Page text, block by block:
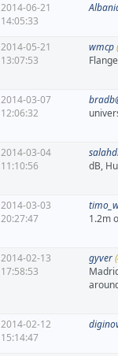
2014-06-21
14:05:33
2014-05-21
13:07:53
wmcp
2014-03-07
12:06:32
2014-03-04
11:10:56
dB,
2014-03-03
20:27:47
1.2m
2014-02-13
17:58:53
gyver
2014-02-12
15:14:47